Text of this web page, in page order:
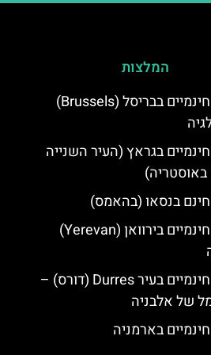
המלצות
סיורים חינמיים בבריסל (Brussels)
בגראץ (העיר השנייה
באוסטריה)
חינם בנסאו (בהאמס)
סיורים חינמיים בירוואן (Yerevan)
סיורים חינמיים בעיר Durres (דורס) –
של אלבניה
בארמניה